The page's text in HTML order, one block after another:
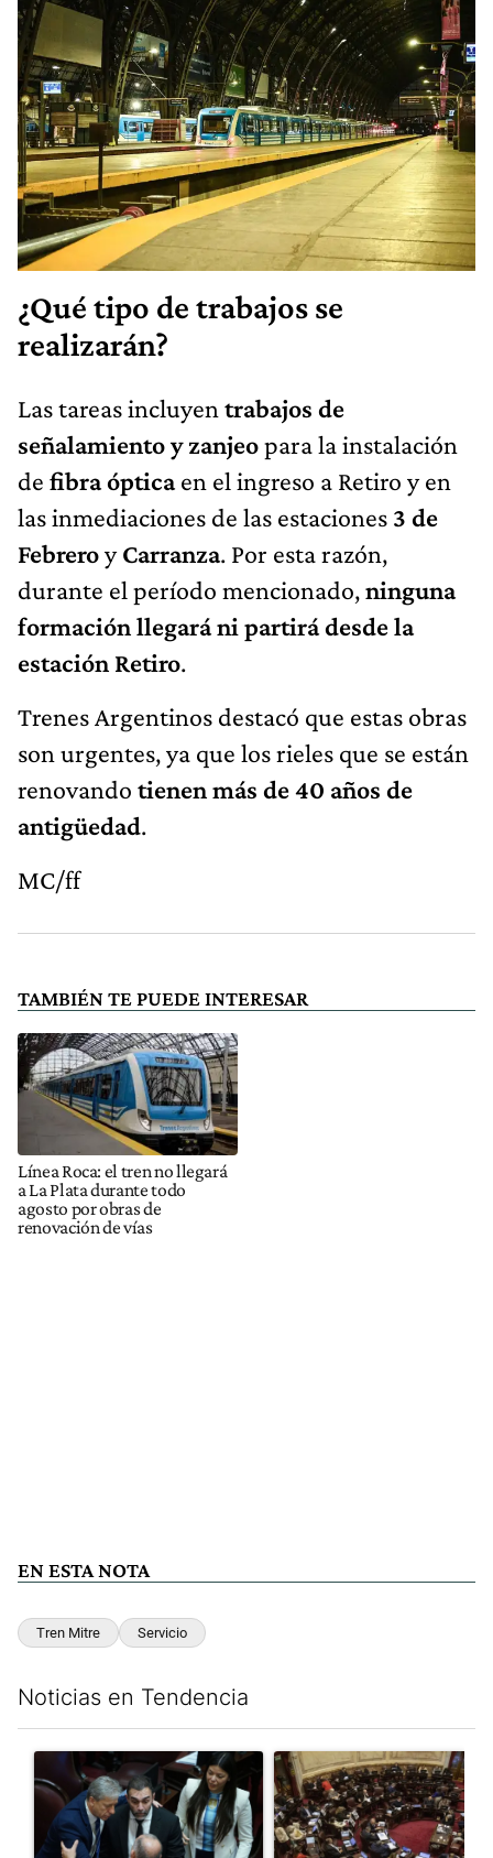
¿Qué tipo de trabajos se
realizarán?
Las tareas incluyen trabajos de
señalamiento y zanjeopara la instalación
de fibra ópticaen el ingreso a Retiro y en
las inmediaciones de las estaciones 3 de
FebreroyCarranza. Por esta razón,
durante el período mencionado,ninguna
formación llegará ni partirá desde la
estación Retiro.
Trenes Argentinos destacó que estas obras
son urgentes, ya que los rieles que se están
renovando tienen más de 40 años de
antigüedad.
MC/ff
TAMBIÉN TE PUEDE INTERESAR
Línea Roca: el tren no llegará
a La Plata durante todo
agosto por obras de
renovación de vías
EN ESTA NOTA
Tren Mitre Servicio
Noticias en Tendencia
Un artículo de tendencia con el título "Encuesta, mientras el
Un artículo de tendencia con